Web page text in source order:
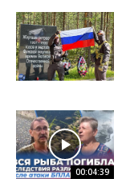
00:04:39